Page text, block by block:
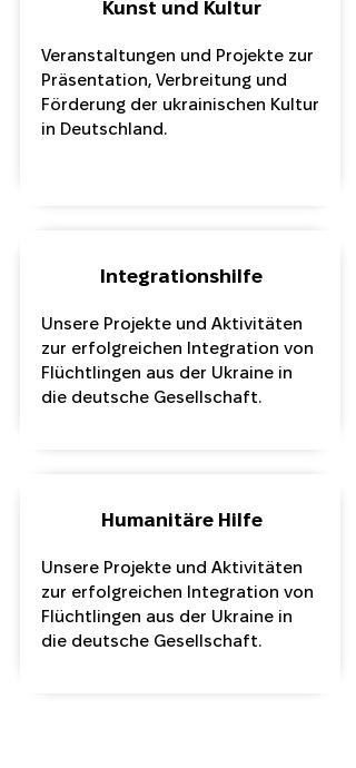
Kunst und Kultur
Veranstaltungen und Projekte zur
Präsentation, Verbreitung und
Förderung der ukrainischen Kultur
in Deutschland.
Integrationshilfe
Unsere Projekte und Aktivitäten
zur erfolgreichen Integration von
Flüchtlingen aus der Ukraine in
die deutsche Gesellschaft.
Humanitäre Hilfe
Unsere Projekte und Aktivitäten
zur erfolgreichen Integration von
Flüchtlingen aus der Ukraine in
die deutsche Gesellschaft.